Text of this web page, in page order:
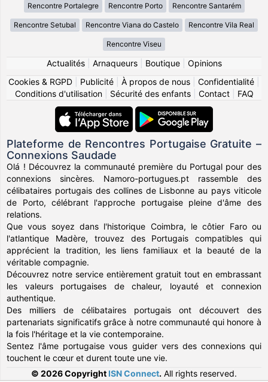
Rencontre Portalegre Rencontre Porto Rencontre Santarém
Rencontre Setubal Rencontre Viana do Castelo Rencontre Vila Real
Rencontre Viseu
Actualités| Arnaqueurs| Boutique| Opinions
Cookies & RGPD
Publicité À propos de nous Confidentialité
Conditions d'utilisation| Sécurité des enfants| Contact| FAQ
Plateforme de Rencontres Portugaise Gratuite –
Connexions Saudade
Olá ! Découvrez la communauté première du Portugal pour des
connexions sincères. Namoro-portugues.pt rassemble des
célibataires portugais des collines de Lisbonne au pays viticole
de Porto, célébrant l'approche portugaise pleine d'âme des
relations.
Que vous soyez dans l'historique Coimbra, le côtier Faro ou
l'atlantique Madère, trouvez des Portugais compatibles qui
apprécient la tradition, les liens familiaux et la beauté de la
véritable compagnie.
Découvrez notre service entièrement gratuit tout en embrassant
les valeurs portugaises de chaleur, loyauté et connexion
authentique.
Des milliers de célibataires portugais ont découvert des
partenariats significatifs grâce à notre communauté qui honore à
la fois l'héritage et la vie contemporaine.
Sentez l'âme portugaise vous guider vers des connexions qui
touchent le cœur et durent toute une vie.
© 2026 Copyright ISN Connect. All rights reserved.